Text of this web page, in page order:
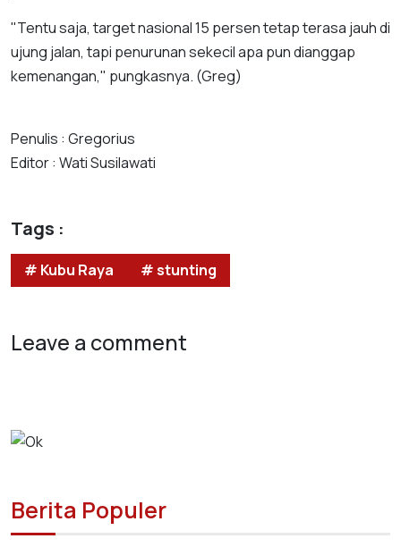
"Tentu saja, target nasional 15 persen tetap terasa jauh di
ujung jalan, tapi penurunan sekecil apa pun dianggap
kemenangan," pungkasnya. (Greg)
Penulis : Gregorius
Editor : Wati Susilawati
Tags :
# Kubu Raya # stunting
Leave a comment
Berita Populer